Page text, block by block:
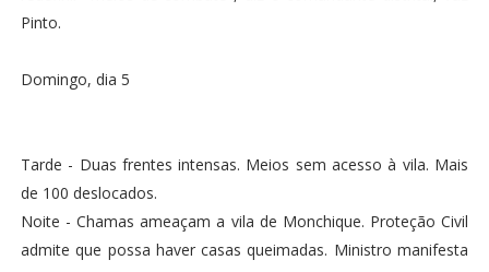
Pinto.
Domingo, dia 5
Tarde - Duas frentes intensas. Meios sem acesso à vila. Mais
de 100 deslocados.
Noite - Chamas ameaçam a vila de Monchique. Proteção Civil
admite que possa haver casas queimadas. Ministro manifesta